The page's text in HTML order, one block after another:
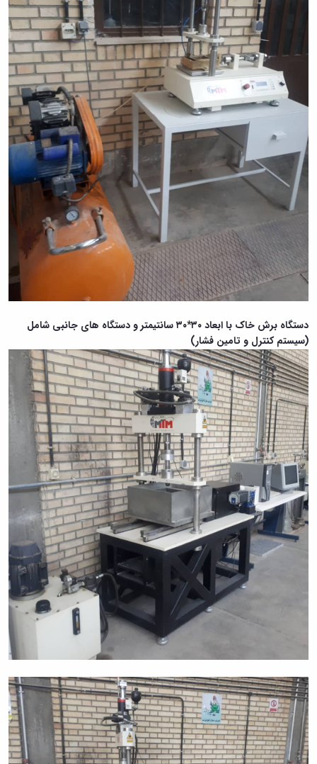
دستگاه برش خاک با ابعاد ۳۰*۳۰ سانتیمتر و دستگاه های جانبی شامل
(سیستم کنترل و تامین فشار)